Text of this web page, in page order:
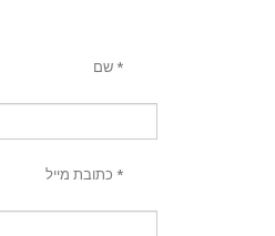
שם *
כתובת מייל *